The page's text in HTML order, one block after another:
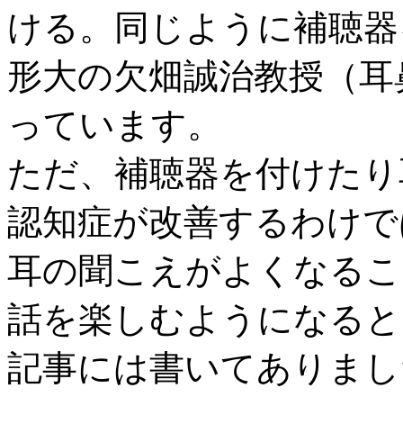
ける。同じように補聴
形大の欠畑誠治教授（
っています。
ただ、補聴器を付けた
認知症が改善するわけ
耳の聞こえがよくなる
話を楽しむようになる
記事には書いてありま